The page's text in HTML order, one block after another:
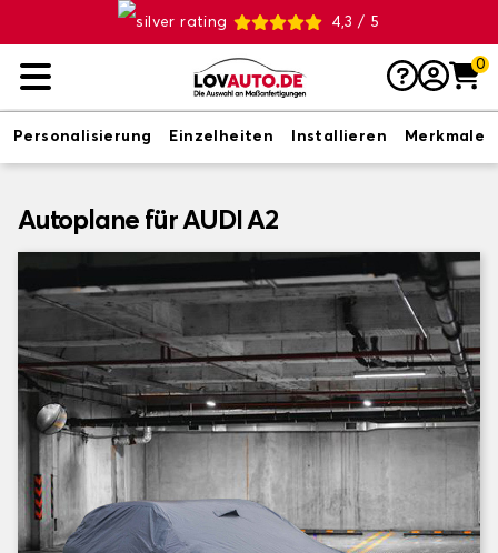
4,3 / 5
0
Personalisierung Einzelheiten Installieren Merkmale
Autoplane für AUDI A2